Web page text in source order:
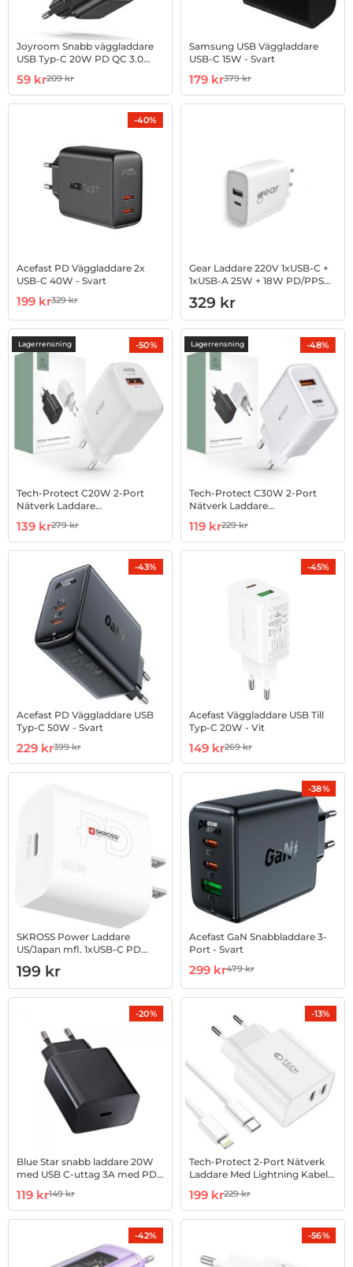
Joyroom Snabb väggladdare
USB Typ-C 20W PD QC 3.0
Art. nr 1002849569
rea pris
59 krtidigare pris
209 kr
Samsung USB Väggladdare
USB-C 15W - Svart
Art. nr 1002875186
rea pris
179 krtidigare pris
379 kr
-40%
Acefast PD Väggladdare 2x
USB-C 40W - Svart
Art. nr 1002878532
rea pris
199 krtidigare pris
329 kr
Gear Laddare 220V 1xUSB-C +
1xUSB-A 25W + 18W PD/PPS
Art. nr 1002890882
329 kr
Lagerrensning -50%
Tech-Protect C20W 2-Port
Nätverk Laddare
Art. nr 1002893501
rea pris
139 krtidigare pris
279 kr
Lagerrensning -48%
Tech-Protect C30W 2-Port
Nätverk Laddare
Art. nr 1002893904
rea pris
119 krtidigare pris
229 kr
-43%
Acefast PD Väggladdare USB
Typ-C 50W - Svart
Art. nr 1002895600
rea pris
229 krtidigare pris
399 kr
-45%
Acefast Väggladdare USB Till
Typ-C 20W - Vit
Art. nr 1002905694
rea pris
149 krtidigare pris
269 kr
SKROSS Power Laddare
US/Japan mfl. 1xUSB-C PD
Art. nr 1002907399
199 kr
-38%
Acefast GaN Snabbladdare 3-
Port - Svart
Art. nr 1002920625
rea pris
299 krtidigare pris
479 kr
-20%
Blue Star snabb laddare 20W
med USB C-uttag 3A med PD
Art. nr 1002922290
rea pris
119 krtidigare pris
149 kr
-13%
Tech-Protect 2-Port Nätverk
Laddare Med Lightning Kabel
Art. nr 1002934575
rea pris
199 krtidigare pris
229 kr
-42% -56%